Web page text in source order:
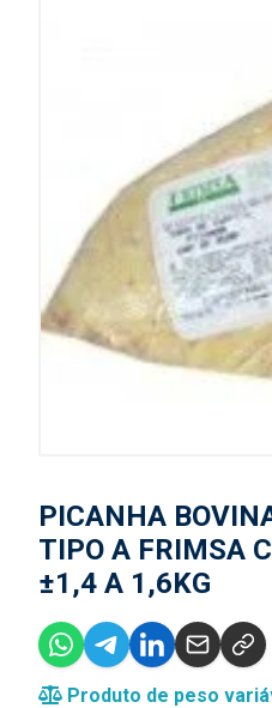
PICANHA
TIPO A FRIMSA
±1,4 A 1,6KG
Produto de peso